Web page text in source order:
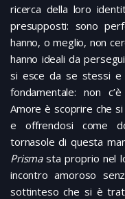
ricerca della loro
presupposti: sono
hanno, o meglio, non
hanno ideali da
si esce da se stessi e
fondamentale: non
Amore è scoprire che
e offrendosi come
tornasole di questa
Prismasta proprio nel
incontro amoroso
sottinteso che si è